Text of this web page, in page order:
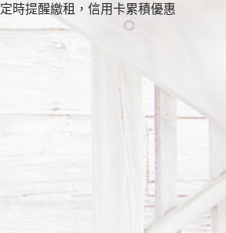
定時提醒繳租，信用卡累積優惠